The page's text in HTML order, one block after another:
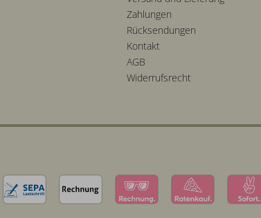
Zahlungen
Rücksendungen
Kontakt
AGB
Widerrufsrecht